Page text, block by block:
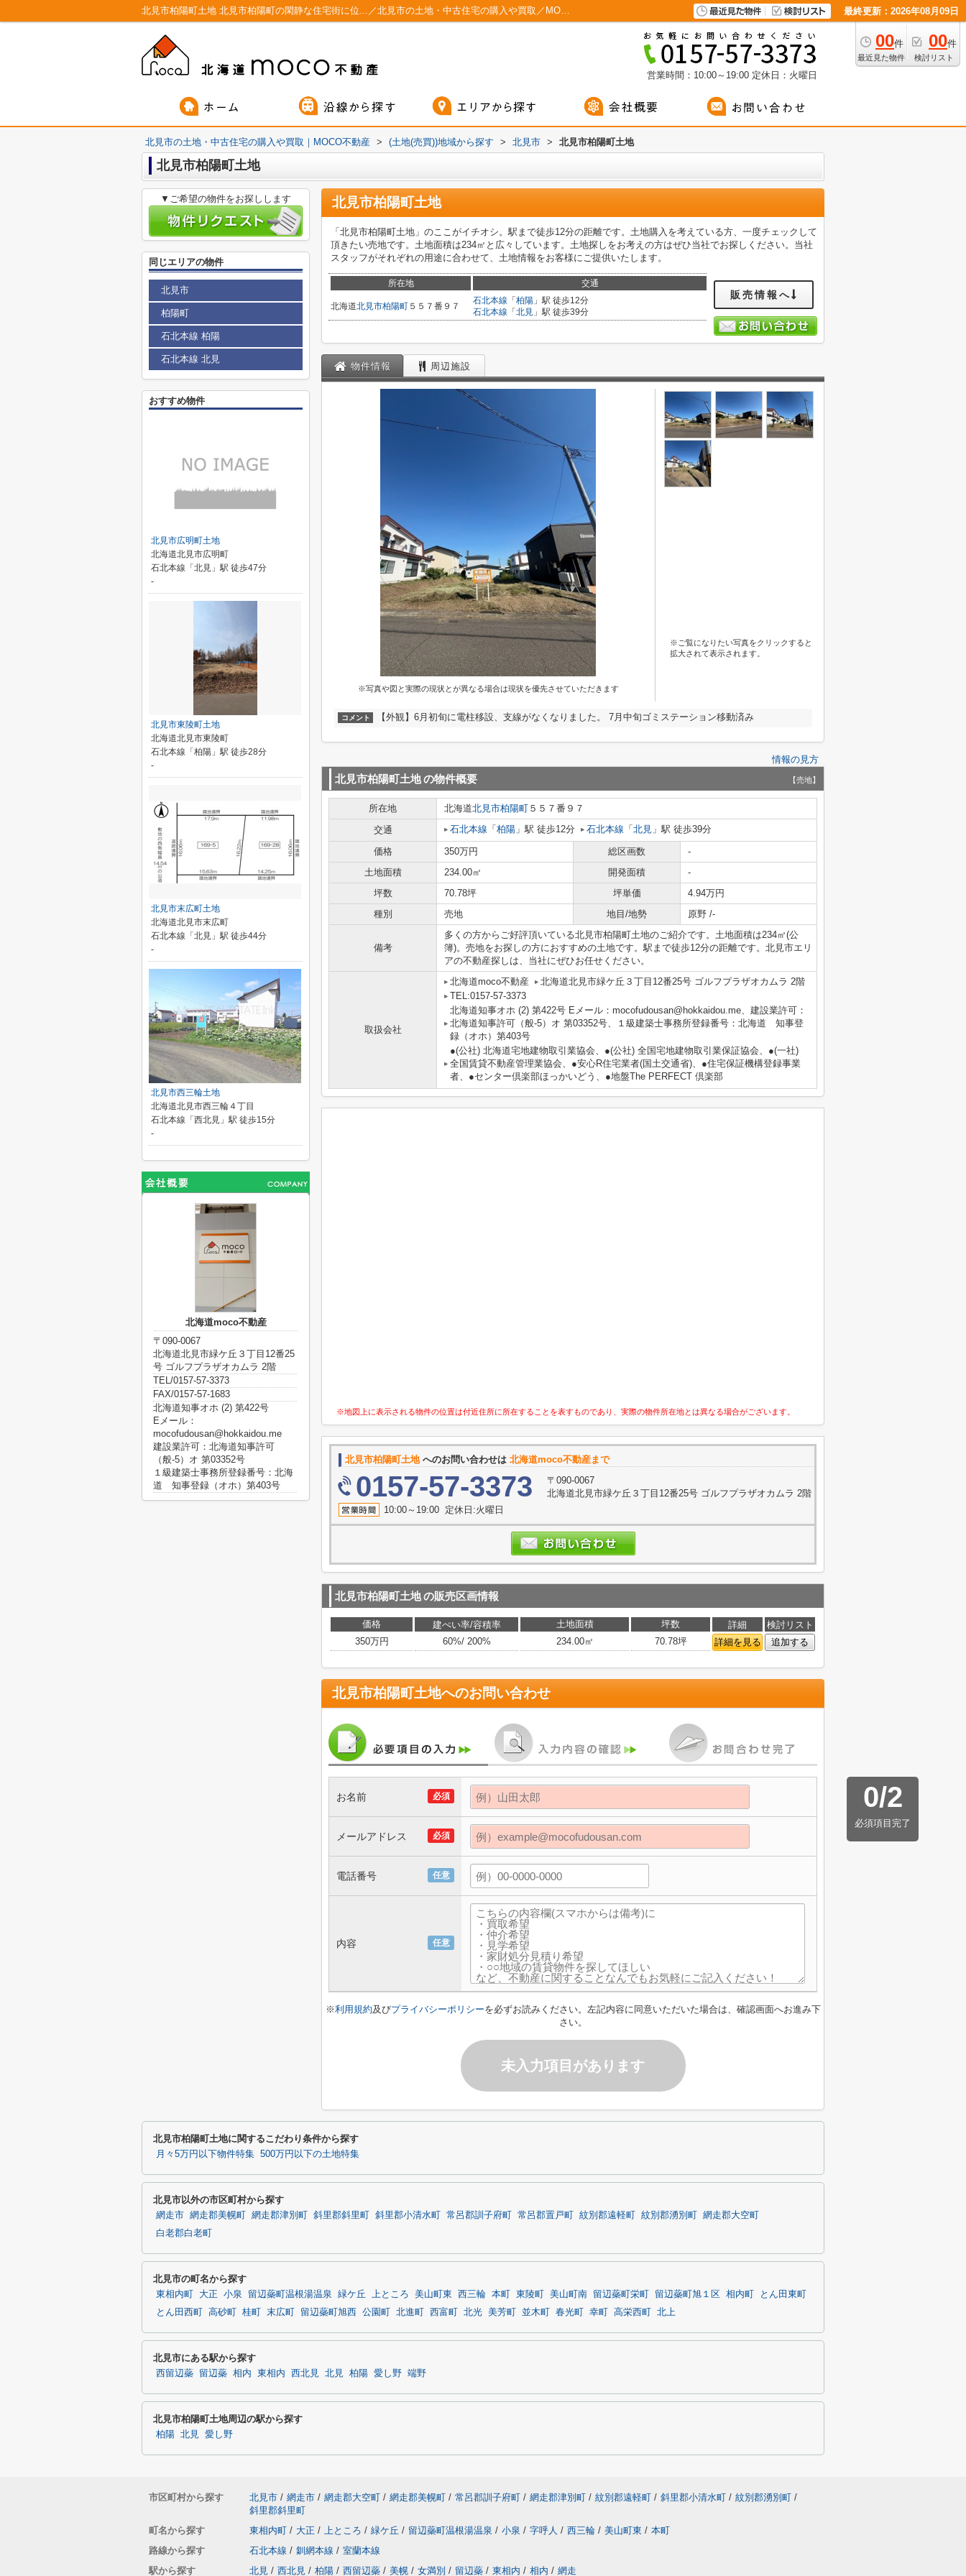
北見市柏陽町土地 北見市柏陽町の閑静な住宅街に位...／北見市の土地・中古住宅の購入や買取／MOCO不動産 最終更新：2026年08月09日
00件
最近見た物件
00件
検討リスト
営業時間：10:00～19:00 定休日：火曜日
北見市の土地・中古住宅の購入や買取｜MOCO不動産 > (土地(売買))地域から探す > 北見市 > 北見市柏陽町土地
北見市柏陽町土地
北見市柏陽町土地
「北見市柏陽町土地」のここがイチオシ。駅まで徒歩12分の距離です。土地購入を考えている方、一度チェックして
頂きたい売地です。土地面積は234㎡と広々しています。土地探しをお考えの方はぜひ当社でお探しください。当社
スタッフがそれぞれの用途に合わせて、土地情報をお客様にご提供いたします。
所在地 交通
北海道北見市柏陽町 ５５７番９７
石北本線 「 柏陽 」駅 徒歩12分
石北本線 「 北見 」駅 徒歩39分
販売情報へ
物件情報 周辺施設
※写真や図と実際の現状とが異なる場合は現状を優先させていただきます
※ご覧になりたい写真をクリックすると
拡大されて表示されます。
コメント 【外観】6月初旬に電柱移設、支線がなくなりました。 7月中旬ゴミステーション移動済み
情報の見方
北見市柏陽町土地の物件概要 【売地】
所在地 北海道北見市柏陽町 ５５７番９７
交通
石北本線 「 柏陽 」駅 徒歩12分 石北本線 「 北見 」駅 徒歩39分
価格 350万円 総区画数
-
土地面積
234.00㎡ 開発面積
-
坪数
70.78坪 坪単価
4.94万円
種別
売地 地目/地勢 原野 /-
備考
多くの方からご好評頂いている北見市柏陽町土地のご紹介です。土地面積は234㎡(公
簿)。売地をお探しの方におすすめの土地です。駅まで徒歩12分の距離です。北見市エリ
アの不動産探しは、当社にぜひお任せください。
取扱会社
北海道moco不動産
北海道北見市緑ケ丘３丁目12番25号 ゴルフプラザオカムラ 2階
TEL:0157-57-3373
北海道知事オホ (2) 第422号 Eメール：mocofudousan@hokkaidou.me、建設業許可：
北海道知事許可（般-5）オ 第03352号、１級建築士事務所登録番号：北海道 知事登
録（オホ）第403号
●(公社) 北海道宅地建物取引業協会、●(公社) 全国宅地建物取引業保証協会、●(一社)
全国賃貸不動産管理業協会、●安心R住宅業者(国土交通省)、●住宅保証機構登録事業
者、●センター倶楽部ほっかいどう、●地盤The PERFECT 倶楽部
※地図上に表示される物件の位置は付近住所に所在することを表すものであり、実際の物件所在地とは異なる場合がございます。
北見市柏陽町土地へのお問い合わせは 北海道moco不動産まで
0157-57-3373
〒090-0067
北海道北見市緑ケ丘３丁目12番25号 ゴルフプラザオカムラ 2階
10:00～19:00 定休日:火曜日
北見市柏陽町土地の販売区画情報
価格 建ぺい率/容積率 土地面積 坪数 詳細
検討リスト
350万円
60%/ 200% 234.00㎡ 70.78坪 詳細を見る 追加する
北見市柏陽町土地へのお問い合わせ
0/2
必須項目完了
必須
お名前
必須
メールアドレス
任意
電話番号
任意
内容
※利用規約及びプライバシーポリシーを必ずお読みください。左記内容に同意いただいた場合は、確認画面へお進み下
さい。
未入力項目があります
▼ご希望の物件をお探しします
同じエリアの物件
北見市
柏陽町
石北本線 柏陽
石北本線 北見
おすすめ物件
北見市広明町土地
北海道北見市広明町
石北本線「北見」駅 徒歩47分
-
北見市東陵町土地
北海道北見市東陵町
石北本線「柏陽」駅 徒歩28分
-
北見市末広町土地
北海道北見市末広町
石北本線「北見」駅 徒歩44分
-
北見市西三輪土地
北海道北見市西三輪４丁目
石北本線「西北見」駅 徒歩15分
-
北海道moco不動産
〒090-0067
北海道北見市緑ケ丘３丁目12番25
号 ゴルフプラザオカムラ 2階
TEL/0157-57-3373
FAX/0157-57-1683
北海道知事オホ (2) 第422号
Eメール：
mocofudousan@hokkaidou.me
建設業許可：北海道知事許可
（般-5）オ 第03352号
１級建築士事務所登録番号：北海
道 知事登録（オホ）第403号
北見市柏陽町土地に関するこだわり条件から探す
月々5万円以下物件特集 500万円以下の土地特集
北見市以外の市区町村から探す
網走市 網走郡美幌町 網走郡津別町 斜里郡斜里町 斜里郡小清水町 常呂郡訓子府町 常呂郡置戸町 紋別郡遠軽町 紋別郡湧別町
網走郡大空町
白老郡白老町
北見市の町名から探す
東相内町 大正 小泉 留辺蘂町温根湯温泉 緑ケ丘 上ところ 美山町東 西三輪 本町 東陵町 美山町南 留辺蘂町栄町 留辺蘂町旭１区 相内町
とん田東町
とん田西町
高砂町 桂町 末広町 留辺蘂町旭西 公園町 北進町 西富町 北光 美芳町 並木町 春光町 幸町 高栄西町 北上
北見市にある駅から探す
西留辺蘂 留辺蘂 相内 東相内 西北見 北見 柏陽 愛し野 端野
北見市柏陽町土地周辺の駅から探す
柏陽 北見 愛し野
市区町村から探す 北見市 / 網走市 / 網走郡大空町 / 網走郡美幌町 / 常呂郡訓子府町 / 網走郡津別町 / 紋別郡遠軽町 / 斜里郡小清水町 / 紋別郡湧別町 /
斜里郡斜里町
町名から探す
東相内町 / 大正 / 上ところ / 緑ケ丘 / 留辺蘂町温根湯温泉 / 小泉 / 字呼人 / 西三輪 / 美山町東 / 本町
路線から探す
石北本線 / 釧網本線 / 室蘭本線
駅から探す
北見 / 西北見 / 柏陽 / 西留辺蘂 / 美幌 / 女満別 / 留辺蘂 / 東相内 / 相内 / 網走